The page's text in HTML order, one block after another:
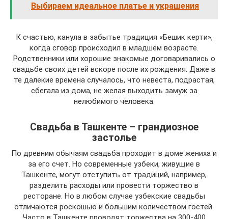
Выбираем идеальное платье и украшения
К счастью, канула в забытье традиция «Бешик керти»,
когда сговор происходил в младшем возрасте.
Родственники или хорошие знакомые договаривались о
свадьбе своих детей вскоре после их рождения. Даже в
те далекие времена случалось, что невеста, подрастая,
сбегала из дома, не желая выходить замуж за
нелюбимого человека.
Свадьба в Ташкенте – грандиозное
застолье
По древним обычаям свадьба проходит в доме жениха и
за его счет. Но современные узбеки, живущие в
Ташкенте, могут отступить от традиций, например,
разделить расходы или провести торжество в
ресторане. Но в любом случае узбекские свадьбы
отличаются роскошью и большим количеством гостей.